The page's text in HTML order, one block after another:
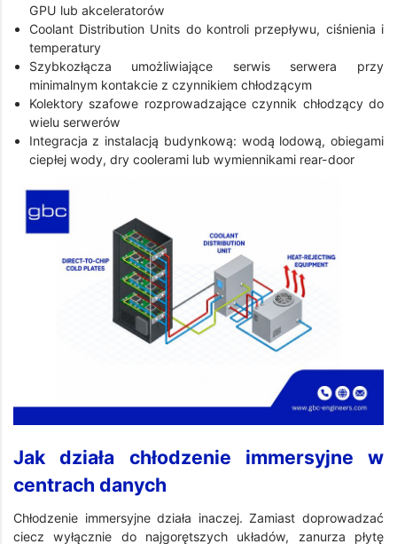
GPU lub akceleratorów
Coolant Distribution Units do kontroli przepływu, ciśnienia i
temperatury
Szybkozłącza umożliwiające serwis serwera przy
minimalnym kontakcie z czynnikiem chłodzącym
Kolektory szafowe rozprowadzające czynnik chłodzący do
wielu serwerów
Integracja z instalacją budynkową: wodą lodową, obiegami
ciepłej wody, dry coolerami lub wymiennikami rear-door
Jak działa chłodzenie immersyjne w
centrach danych
Chłodzenie immersyjne działa inaczej. Zamiast doprowadzać
ciecz wyłącznie do najgorętszych układów, zanurza płytę